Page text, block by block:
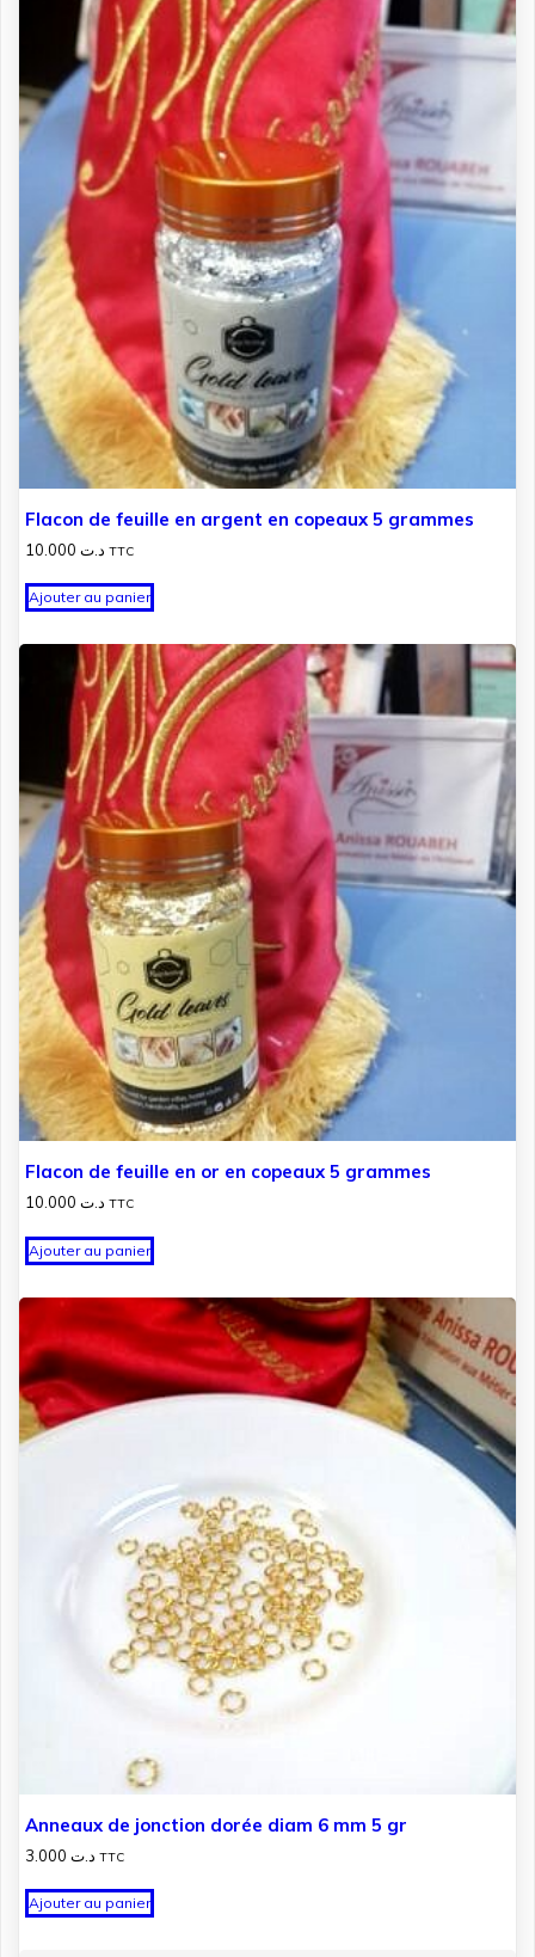
Flacon de feuille en argent en copeaux 5 grammes
د.ت TTC
Ajouter au panier
Flacon de feuille en or en copeaux 5 grammes
د.ت TTC
Ajouter au panier
Anneaux de jonction dorée diam 6 mm 5 gr
د.ت TTC
Ajouter au panier